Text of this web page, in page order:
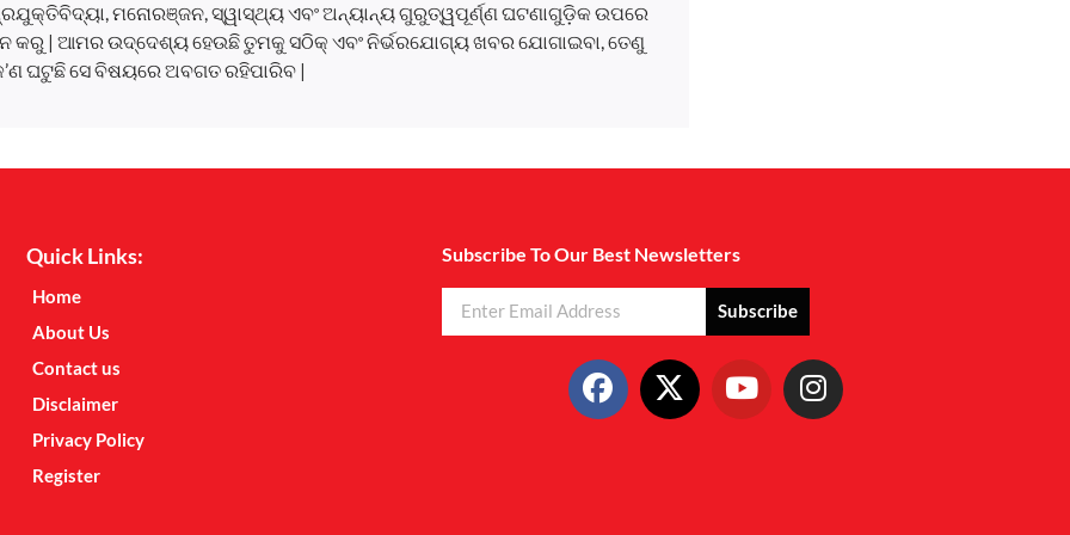
ପ୍ରଯୁକ୍ତିବିଦ୍ୟା, ମନୋରଞ୍ଜନ, ସ୍ୱାସ୍ଥ୍ୟ ଏବଂ ଅନ୍ୟାନ୍ୟ ଗୁରୁତ୍ୱପୂର୍ଣ୍ଣ ଘଟଣାଗୁଡ଼ିକ ଉପରେ
କରୁ | ଆମର ଉଦ୍ଦେଶ୍ୟ ହେଉଛି ତୁମକୁ ସଠିକ୍ ଏବଂ ନିର୍ଭରଯୋଗ୍ୟ ଖବର ଯୋଗାଇବା, ତେଣୁ
ଘଟୁଛି ସେ ବିଷୟରେ ଅବଗତ ରହିପାରିବ |
Quick Links:
Home
About Us
Contact us
Disclaimer
Privacy Policy
Register
Subscribe To Our Best Newsletters
Subscribe